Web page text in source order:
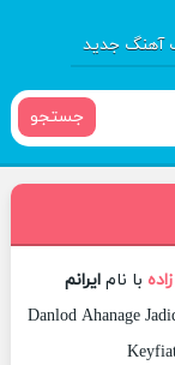
آهنگ جدید
جستجو
با نام ایرانم
Danlod Ahanage